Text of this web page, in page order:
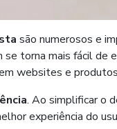
são numerosos e
torna mais fácil
websites e
. Ao simplificar o
experiência do